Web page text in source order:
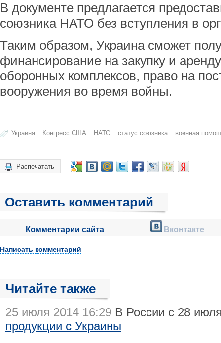
В документе предлагается
союзника НАТО без вступления в
Таким образом, Украина сможет
финансирование на закупку и
оборонных комплексов, право на
вооружения во время войны.
Украина Конгресс США НАТО статус союзника военная
Распечатать
Оставить комментарий
Комментарии сайта Вконтакте
Написать комментарий
Читайте также
25 июля 2014 16:29 В России с 28
продукции с Украины